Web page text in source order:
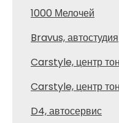
1000 Мелочей
Bravus, автостудия
Carstyle, центр
Carstyle, центр
D4, автосервис